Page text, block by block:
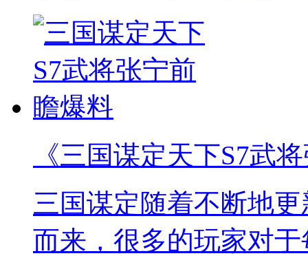
《三国谋定天下S7武
三国谋定随着不断地
而来，很多的玩家对